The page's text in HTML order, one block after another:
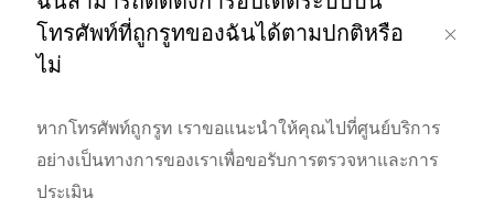
โทรศัพท์ที่ถูกรูทของฉันได้ตามปกติหรือ
ไม่
หากโทรศัพท์ถูกรูท เราขอแนะนำให้คุณไปที่ศูนย์บริการ
อย่างเป็นทางการของเราเพื่อขอรับการตรวจหาและการ
ประเมิน